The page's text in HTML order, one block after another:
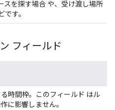
スを探す場合 や、受け渡し場所
です。
フィールド
時間枠。このフィールド はル
に影響しません。